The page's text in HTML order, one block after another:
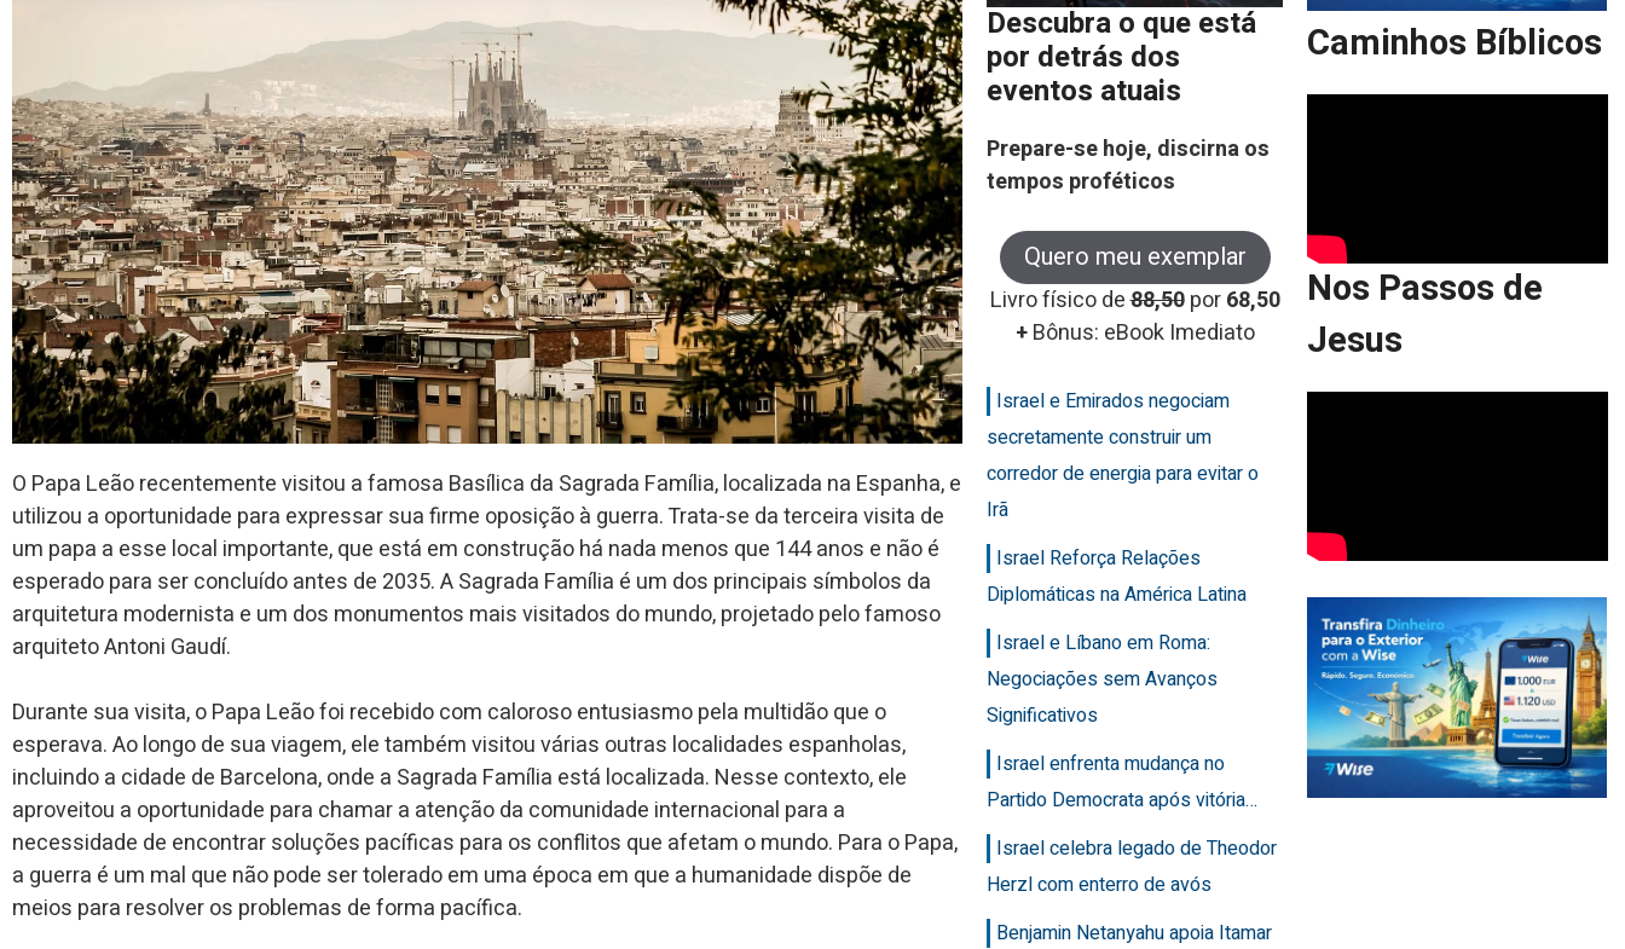
O Papa Leão recentemente visitou a famosa Basílica da Sagrada Família, localizada na Espanha, e
utilizou a oportunidade para expressar sua firme oposição à guerra. Trata-se da terceira visita de
um papa a esse local importante, que está em construção há nada menos que 144 anos e não é
esperado para ser concluído antes de 2035. A Sagrada Família é um dos principais símbolos da
arquitetura modernista e um dos monumentos mais visitados do mundo, projetado pelo famoso
arquiteto Antoni Gaudí.
Durante sua visita, o Papa Leão foi recebido com caloroso entusiasmo pela multidão que o
esperava. Ao longo de sua viagem, ele também visitou várias outras localidades espanholas,
incluindo a cidade de Barcelona, onde a Sagrada Família está localizada. Nesse contexto, ele
aproveitou a oportunidade para chamar a atenção da comunidade internacional para a
necessidade de encontrar soluções pacíficas para os conflitos que afetam o mundo. Para o Papa,
a guerra é um mal que não pode ser tolerado em uma época em que a humanidade dispõe de
meios para resolver os problemas de forma pacífica.
Descubra o que está
por detrás dos
eventos atuais
Prepare-se hoje, discirna os
tempos proféticos
Quero meu exemplar
Livro físico de88,50 por68,50
+Bônus: eBook Imediato
Israel e Emirados negociam
secretamente construir um
corredor de energia para evitar o
Irã
Israel Reforça Relações
Diplomáticas na América Latina
Israel e Líbano em Roma:
Negociações sem Avanços
Significativos
Israel enfrenta mudança no
Partido Democrata após vitória…
Israel celebra legado de Theodor
Herzl com enterro de avós
Benjamin Netanyahu apoia Itamar
Caminhos Bíblicos
Nos Passos de
Jesus